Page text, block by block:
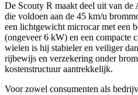
De Scouty R maakt deel uit van de
die voldoen aan de 45 km/u
een lichtgewicht microcar met een
(ongeveer 6 kW) en een compacte
wielen is hij stabieler en veiliger
rijbewijs en verzekering onder
kostenstructuur aantrekkelijk.
Voor zowel consumenten als